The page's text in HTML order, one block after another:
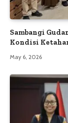
Sambangi
Kondisi
May 6, 2026